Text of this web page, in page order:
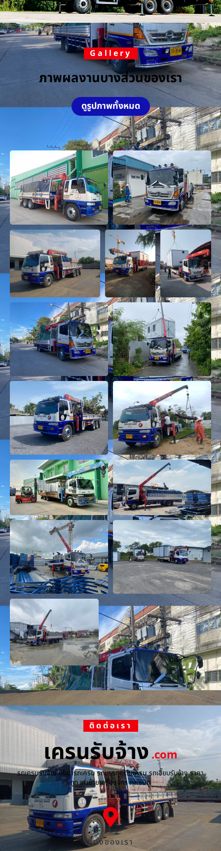
Gallery
ภาพผลงานบางส่วนของเรา
ดูรูปภาพทั้งหมด
ติดต่อเรา
เครนรับจ้าง.com
รถเครนรับจ้าง ให้เช่ารถเครน รถบรรทุกติดเครน รถเฮี๊ยบรับจ้าง ราคา
ถูก ขนย้ายเครื่องจักร ทุกชนิด
ที่ตั้งของเรา